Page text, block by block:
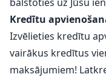
Kredītu
Izvēlieties kredītu
vairākus kredītus
maksājumiem!